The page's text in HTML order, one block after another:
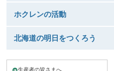
ホクレンの活動
北海道の明日をつくろう
生産者の皆さまへ